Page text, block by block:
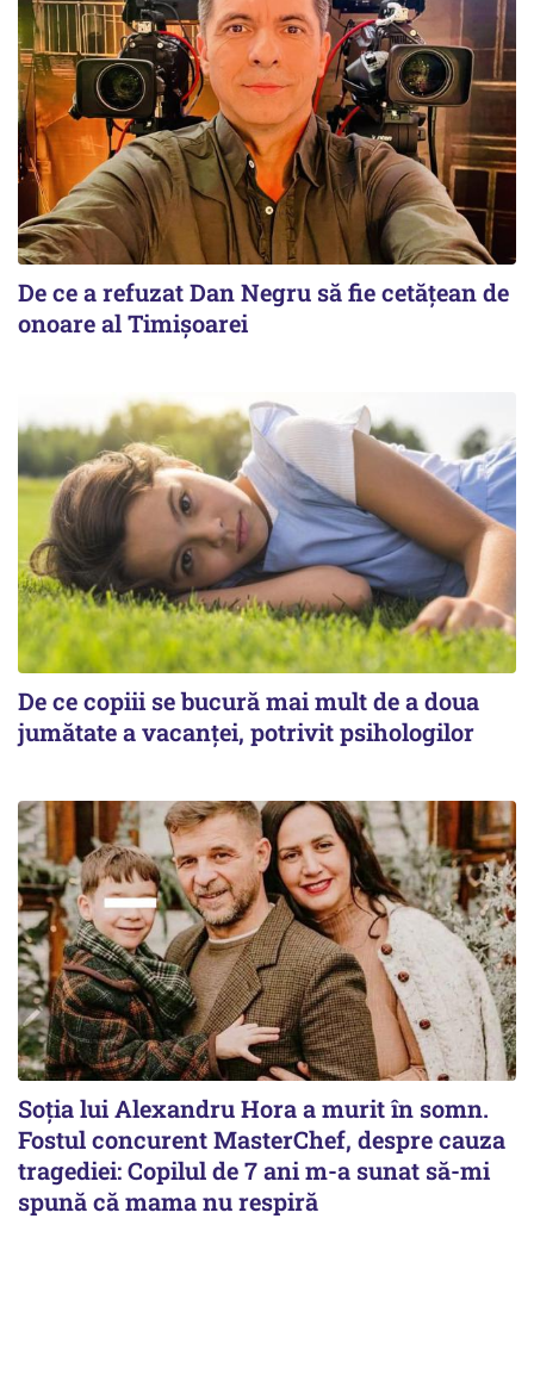
De ce a refuzat Dan Negru să fie cetățean de
onoare al Timișoarei
De ce copiii se bucură mai mult de a doua
jumătate a vacanței, potrivit psihologilor
Soția lui Alexandru Hora a murit în somn.
Fostul concurent MasterChef, despre cauza
tragediei: Copilul de 7 ani m-a sunat să-mi
spună că mama nu respiră